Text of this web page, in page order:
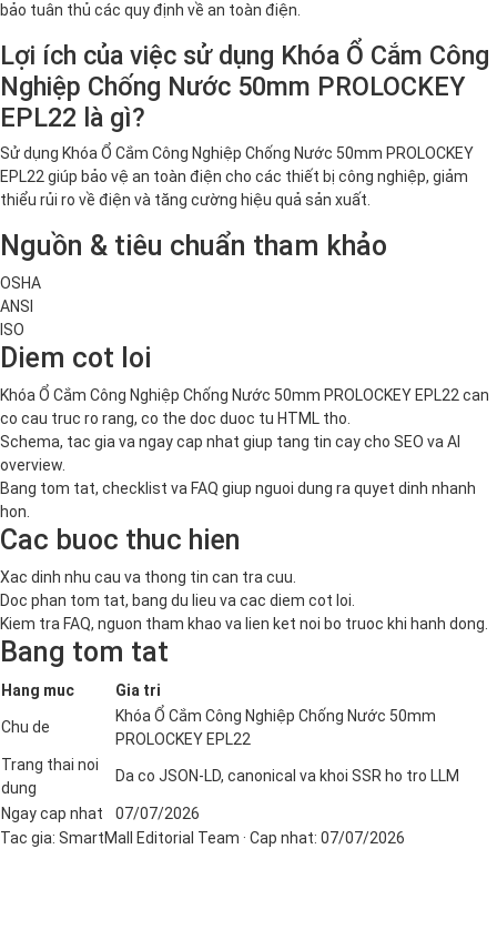
bảo tuân thủ các quy định về an toàn điện.
Lợi ích của việc sử dụng Khóa Ổ Cắm Công
Nghiệp Chống Nước 50mm PROLOCKEY
EPL22 là gì?
Sử dụng Khóa Ổ Cắm Công Nghiệp Chống Nước 50mm PROLOCKEY
EPL22 giúp bảo vệ an toàn điện cho các thiết bị công nghiệp, giảm
thiểu rủi ro về điện và tăng cường hiệu quả sản xuất.
Nguồn & tiêu chuẩn tham khảo
OSHA
ANSI
ISO
Diem cot loi
Khóa Ổ Cắm Công Nghiệp Chống Nước 50mm PROLOCKEY EPL22 can
co cau truc ro rang, co the doc duoc tu HTML tho.
Schema, tac gia va ngay cap nhat giup tang tin cay cho SEO va AI
overview.
Bang tom tat, checklist va FAQ giup nguoi dung ra quyet dinh nhanh
hon.
Cac buoc thuc hien
Xac dinh nhu cau va thong tin can tra cuu.
Doc phan tom tat, bang du lieu va cac diem cot loi.
Kiem tra FAQ, nguon tham khao va lien ket noi bo truoc khi hanh dong.
Bang tom tat
Hang muc Gia tri
Chu de
Khóa Ổ Cắm Công Nghiệp Chống Nước 50mm
PROLOCKEY EPL22
Trang thai noi
dung
Da co JSON-LD, canonical va khoi SSR ho tro LLM
Ngay cap nhat
07/07/2026
Tac gia: SmartMall Editorial Team · Cap nhat: 07/07/2026